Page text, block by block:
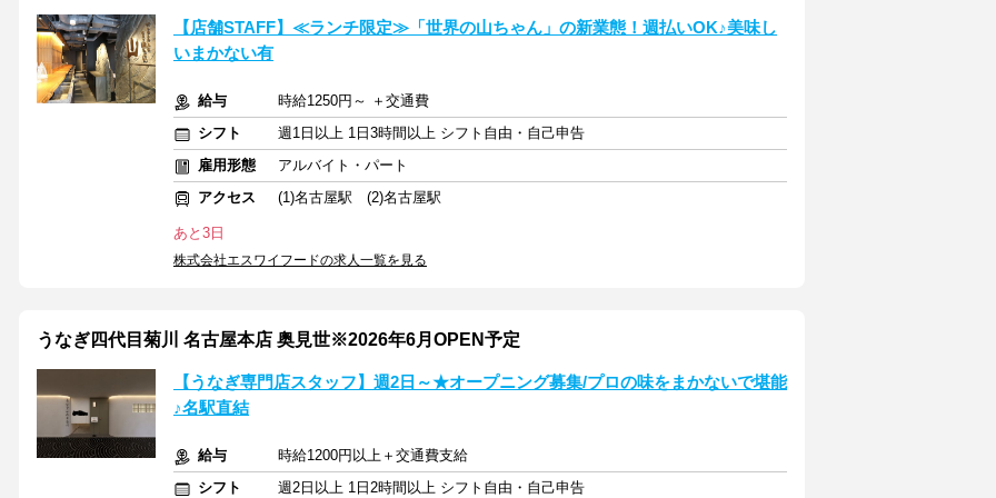
【店舗STAFF】≪ランチ限定≫「世界の山ちゃん」の新業態！週払いOK♪美味し
いまかない有
給与
時給1250円～ ＋交通費
シフト
週1日以上 1日3時間以上 シフト自由・自己申告
雇用形態
アルバイト・パート
アクセス
(1)名古屋駅 (2)名古屋駅
あと3日
株式会社エスワイフードの求人一覧を見る
うなぎ四代目菊川 名古屋本店 奥見世※2026年6月OPEN予定
【うなぎ専門店スタッフ】週2日～★オープニング募集/プロの味をまかないで堪能
♪名駅直結
給与
時給1200円以上＋交通費支給
シフト
週2日以上 1日2時間以上 シフト自由・自己申告